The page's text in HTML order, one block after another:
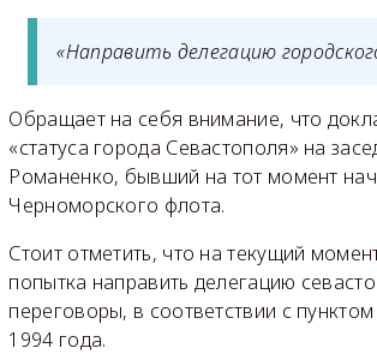
«Направить делегацию
Обращает на себя внимание, что
«статуса города Севастополя» на
Романенко, бывший на тот момент
Черноморского флота.
Стоит отметить, что на текущий
попытка направить делегацию
переговоры, в соответствии с
1994 года.